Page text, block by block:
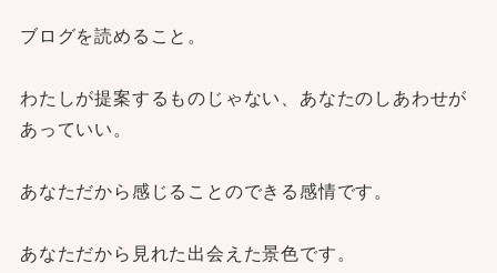
ブログを読めること。
わたしが提案するものじゃない、あなたのしあわせが
あっていい。
あなただから感じることのできる感情です。
あなただから見れた出会えた景色です。